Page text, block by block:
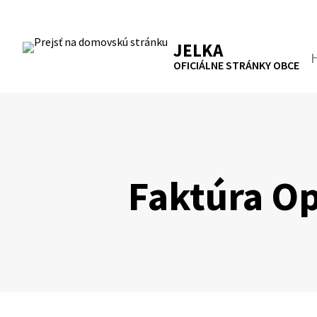
obsah
RSS Mapa Tlačiť
JELKA
OFICIÁLNE STRÁNKY OBCE
Faktúra